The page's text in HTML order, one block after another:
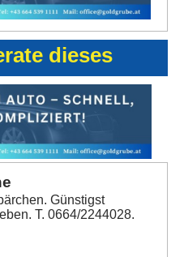
dieses
Günstigst
T. 0664/2244028.